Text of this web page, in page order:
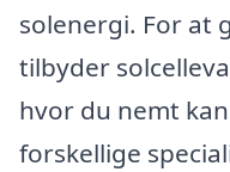
solenergi. For at
tilbyder
hvor du nemt
forskellige